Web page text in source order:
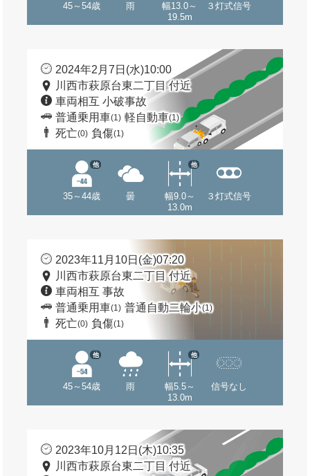
45～54歳 雨
幅13.0～
19.5m
３灯式信号
2024年2月7日(水)10:00
川西市萩原台東二丁目 付近
車両相互 小破事故
普通乗用車(1) 軽自動車(1)
死亡(0) 負傷(1)
35～44歳
他
曇
幅9.0～
13.0m
他
３灯式信号
2023年11月10日(金)07:20
川西市萩原台東二丁目 付近
車両相互 事故
普通乗用車(1) 普通自動二輪小(1)
死亡(0) 負傷(1)
45～54歳
他
雨
幅5.5～
13.0m
他
信号なし
2023年10月12日(木)10:35
川西市萩原台東二丁目 付近